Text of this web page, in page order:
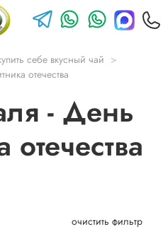
себе вкусный чай
отечества
- День
очистить фильтр